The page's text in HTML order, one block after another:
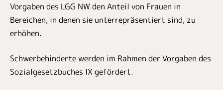
Vorgaben des LGG NW den Anteil von Frauen in
Bereichen, in denen sie unterrepräsentiert sind, zu
erhöhen.
Schwerbehinderte werden im Rahmen der Vorgaben des
Sozialgesetzbuches IX gefördert.